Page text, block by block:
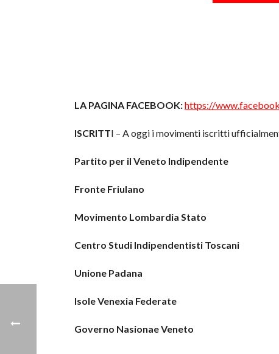
LA PAGINA FACEBOOK:https://
ISCRITTI – A oggi i movimenti iscritti
Partito per il Veneto Indipendente
Fronte Friulano
Movimento Lombardia Stato
Centro Studi Indipendentisti Toscani
Unione Padana
Isole Venexia Federate
Governo Nasionae Veneto